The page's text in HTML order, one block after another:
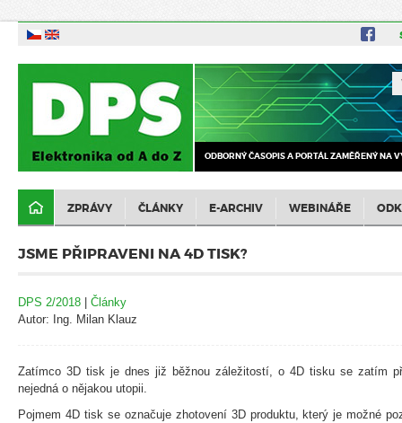
ODBORNÝ ČASOPIS A PORTÁL ZAMĚŘENÝ NA
ZPRÁVY ČLÁNKY E-ARCHIV WEBINÁŘE
JSME PŘIPRAVENI NA 4D TISK?
DPS 2/2018 | Články
Autor: Ing. Milan Klauz
Zatímco 3D tisk je dnes již běžnou záležitostí, o 4D tisku se zatím
nejedná o nějakou utopii.
Pojmem 4D tisk se označuje zhotovení 3D produktu, který je možné